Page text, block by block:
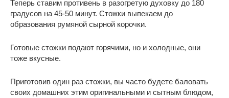
Теперь ставим противень в разогретую духовку до 180
градусов на 45-50 минут. Стожки выпекаем до
образования румяной сырной корочки.
Готовые стожки подают горячими, но и холодные, они
тоже вкусные.
Приготовив один раз стожки, вы часто будете баловать
своих домашних этим оригинальными и сытным блюдом,